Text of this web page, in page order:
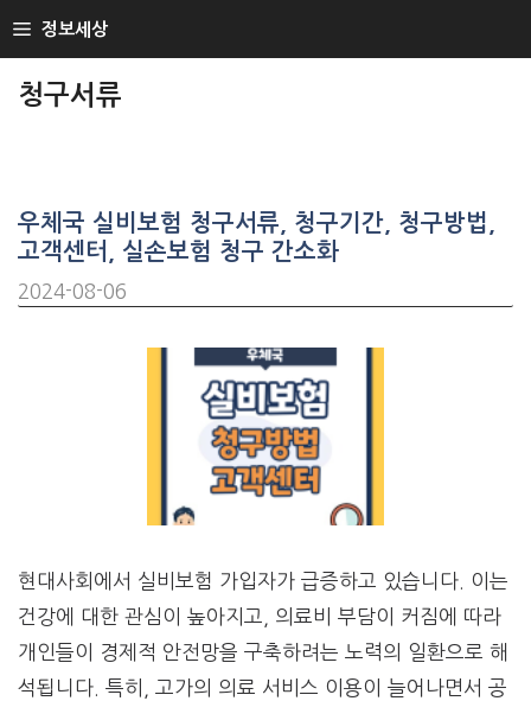
TO
정보세상
청구서류
우체국 실비보험 청구서류, 청구기간, 청구방법,
고객센터, 실손보험 청구 간소화
2024-08-06
현대사회에서 실비보험 가입자가 급증하고 있습니다. 이는
건강에 대한 관심이 높아지고, 의료비 부담이 커짐에 따라
개인들이 경제적 안전망을 구축하려는 노력의 일환으로 해
석됩니다. 특히, 고가의 의료 서비스 이용이 늘어나면서 공